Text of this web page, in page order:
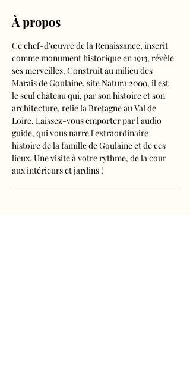
À propos
Ce chef-d'œuvre de la Renaissance, inscrit
comme monument historique en 1913, révèle
ses merveilles. Construit au milieu des
Marais de Goulaine, site Natura 2000, il est
le seul château qui, par son histoire et son
architecture, relie la Bretagne au Val de
Loire. Laissez-vous emporter par l'audio
guide, qui vous narre l'extraordinaire
histoire de la famille de Goulaine et de ces
lieux. Une visite à votre rythme, de la cour
aux intérieurs et jardins !